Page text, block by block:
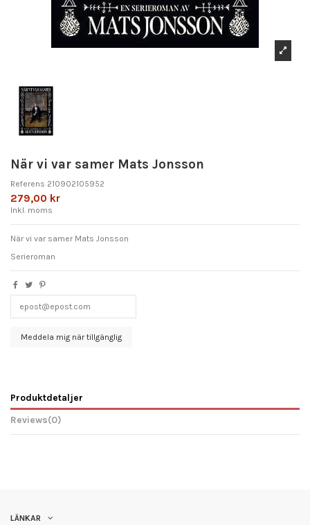
När vi var samer Mats Jonsson
Referens 210902105952
279,00 kr
Inkl. moms
När vi var samer Mats Jonsson
Serieroman
Produktdetaljer
Reviews(0)
LÄNKAR